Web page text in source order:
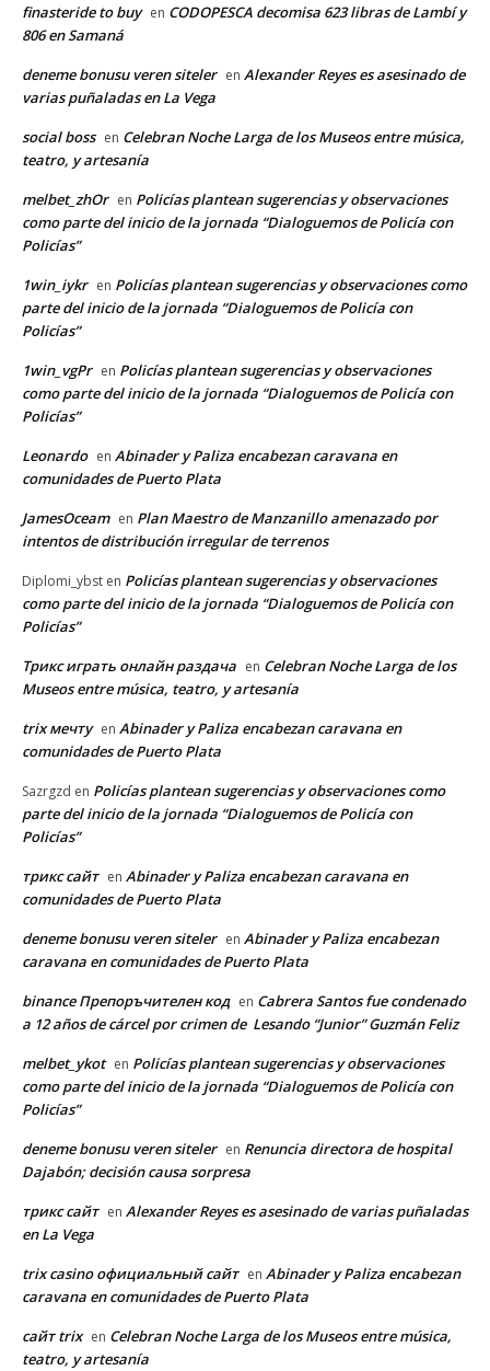
finasteride to buy en CODOPESCA decomisa 623 libras de Lambí y
806 en Samaná
deneme bonusu veren siteler en Alexander Reyes es asesinado de
varias puñaladas en La Vega
social boss en Celebran Noche Larga de los Museos entre música,
teatro, y artesanía
melbet_zhOr en Policías plantean sugerencias y observaciones
como parte del inicio de la jornada “Dialoguemos de Policía con
Policías”
1win_iykr en Policías plantean sugerencias y observaciones como
parte del inicio de la jornada “Dialoguemos de Policía con
Policías”
1win_vgPr en Policías plantean sugerencias y observaciones
como parte del inicio de la jornada “Dialoguemos de Policía con
Policías”
Leonardo en Abinader y Paliza encabezan caravana en
comunidades de Puerto Plata
JamesOceam en Plan Maestro de Manzanillo amenazado por
intentos de distribución irregular de terrenos
Diplomi_ybst en Policías plantean sugerencias y observaciones
como parte del inicio de la jornada “Dialoguemos de Policía con
Policías”
Трикс играть онлайн раздача en Celebran Noche Larga de los
Museos entre música, teatro, y artesanía
trix мечту en Abinader y Paliza encabezan caravana en
comunidades de Puerto Plata
Sazrgzd en Policías plantean sugerencias y observaciones como
parte del inicio de la jornada “Dialoguemos de Policía con
Policías”
трикс сайт en Abinader y Paliza encabezan caravana en
comunidades de Puerto Plata
deneme bonusu veren siteler en Abinader y Paliza encabezan
caravana en comunidades de Puerto Plata
binance Препоръчителен код en Cabrera Santos fue condenado
a 12 años de cárcel por crimen de Lesando “Junior” Guzmán Feliz
melbet_ykot en Policías plantean sugerencias y observaciones
como parte del inicio de la jornada “Dialoguemos de Policía con
Policías”
deneme bonusu veren siteler en Renuncia directora de hospital
Dajabón; decisión causa sorpresa
трикс сайт en Alexander Reyes es asesinado de varias puñaladas
en La Vega
trix casino официальный сайт en Abinader y Paliza encabezan
caravana en comunidades de Puerto Plata
сайт trix en Celebran Noche Larga de los Museos entre música,
teatro, y artesanía